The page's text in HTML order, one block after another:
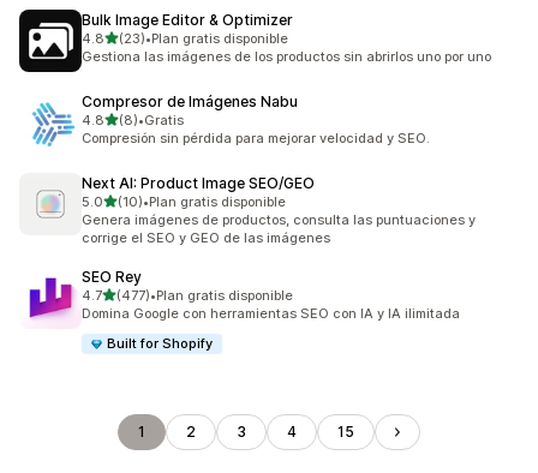
Bulk Image Editor & Optimizer
4.8de 5 estrellas
(23)
23 reseñas en total
•Plan gratis disponible
Gestiona las imágenes de los productos sin abrirlos uno por uno
Compresor de Imágenes Nabu
4.8de 5 estrellas
(8)
8 reseñas en total
•Gratis
Compresión sin pérdida para mejorar velocidad y SEO.
Next AI: Product Image SEO/GEO
5.0de 5 estrellas
(10)
10 reseñas en total
•Plan gratis disponible
Genera imágenes de productos, consulta las puntuaciones y
corrige el SEO y GEO de las imágenes
SEO Rey
4.7de 5 estrellas
(477)
477 reseñas en total
•Plan gratis disponible
Domina Google con herramientas SEO con IA y IA ilimitada
Built for Shopify
1 2 3 4 15